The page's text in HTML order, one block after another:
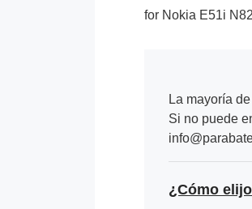
for Nokia E51i
La mayoría
Si no puede
¿Cómo